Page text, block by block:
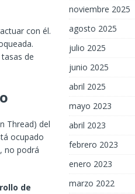
con él.
de
Thread) del
ocupado
no podrá
de
noviembre 2025
agosto 2025
julio 2025
junio 2025
abril 2025
mayo 2023
abril 2023
febrero 2023
enero 2023
marzo 2022